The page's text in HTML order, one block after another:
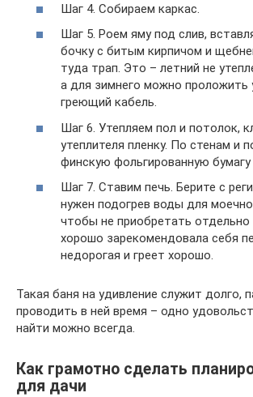
Шаг 4. Собираем каркас.
Шаг 5. Роем яму под слив,
бочку с битым кирпичом и
туда трап. Это – летний не
а для зимнего можно проложить
греющий кабель.
Шаг 6. Утепляем пол и потолок,
утеплителя пленку. По стенам и
финскую фольгированную бумагу
Шаг 7. Ставим печь. Берите с
нужен подогрев воды для
чтобы не приобретать отдельно
хорошо зарекомендовала себя
недорогая и греет хорошо.
Такая баня на удивление служит долго,
проводить в ней время – одно
найти можно всегда.
Как грамотно сделать
для дачи